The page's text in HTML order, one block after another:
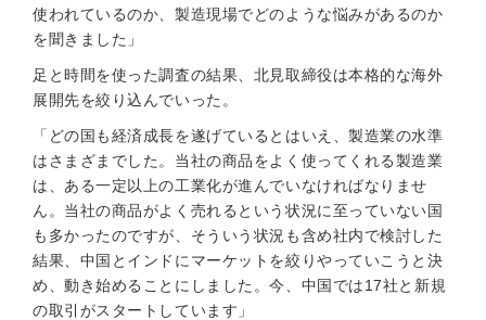
使われているのか、製造現場でどのような悩みがあるのか
を聞きました」
足と時間を使った調査の結果、北見取締役は本格的な海外
展開先を絞り込んでいった。
「どの国も経済成長を遂げているとはいえ、製造業の水準
はさまざまでした。当社の商品をよく使ってくれる製造業
は、ある一定以上の工業化が進んでいなければなりませ
ん。当社の商品がよく売れるという状況に至っていない国
も多かったのですが、そういう状況も含め社内で検討した
結果、中国とインドにマーケットを絞りやっていこうと決
め、動き始めることにしました。今、中国では17社と新規
の取引がスタートしています」